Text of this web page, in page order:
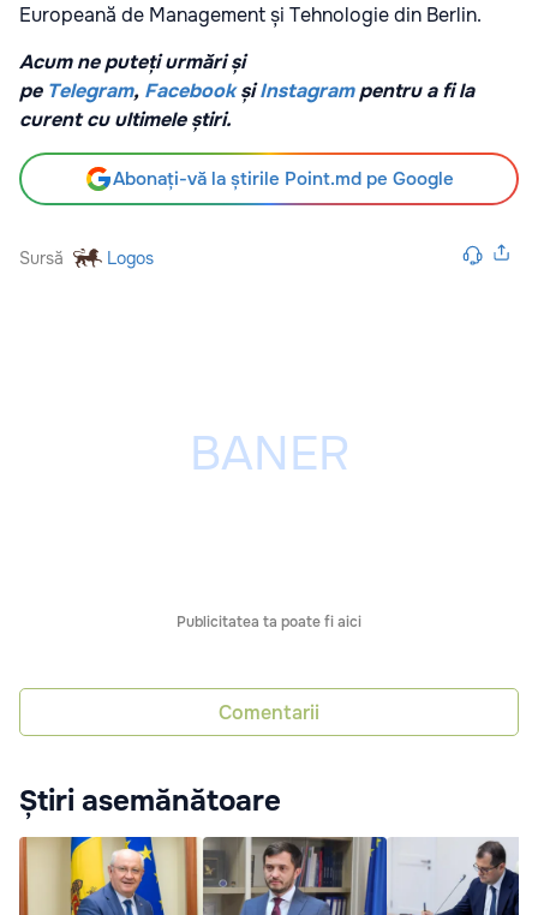
Europeană de Management și Tehnologie din Berlin.
Acum ne puteți urmări și
pe Telegram, Facebook șiInstagrampentru a fi la
curent cu ultimele știri.
Abonați-vă la știrile Point.md pe Google
Sursă Logos
Publicitatea ta poate fi aici
Comentarii
Știri asemănătoare